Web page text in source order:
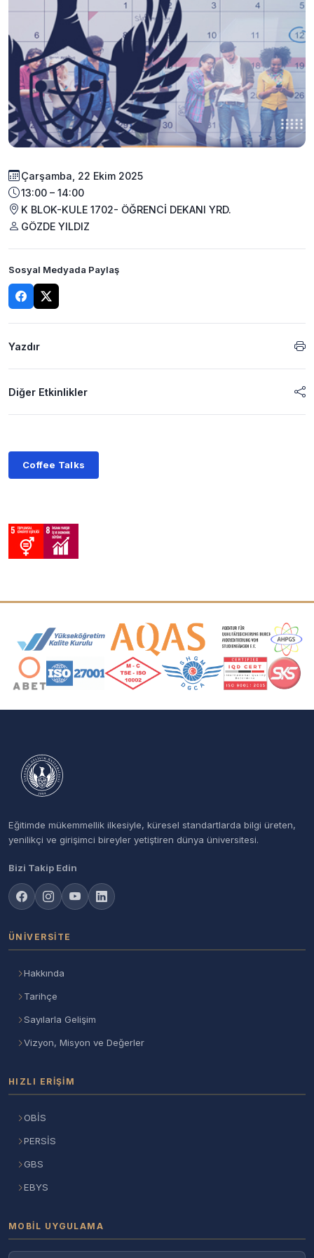
Çarşamba, 22 Ekim 2025
13:00 – 14:00
K BLOK-KULE 1702- ÖĞRENCİ DEKANI YRD.
GÖZDE YILDIZ
Sosyal Medyada Paylaş
Yazdır
Diğer Etkinlikler
Coffee Talks
Akreditasyon ve Üyelik Logoları
Eğitimde mükemmellik ilkesiyle, küresel standartlarda bilgi üreten,
yenilikçi ve girişimci bireyler yetiştiren dünya üniversitesi.
Bizi Takip Edin
ÜNIVERSITE
Hakkında
Tarihçe
Sayılarla Gelişim
Vizyon, Misyon ve Değerler
HIZLI ERIŞIM
OBİS
PERSİS
GBS
EBYS
MOBIL UYGULAMA